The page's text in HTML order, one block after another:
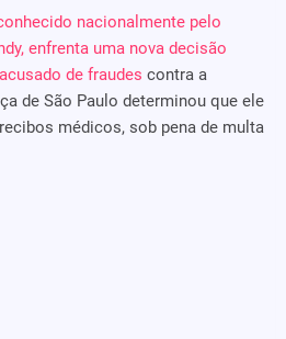
nacionalmente pelo
enfrenta uma nova decisão
de fraudes contra a
de São Paulo determinou que ele
médicos, sob pena de multa